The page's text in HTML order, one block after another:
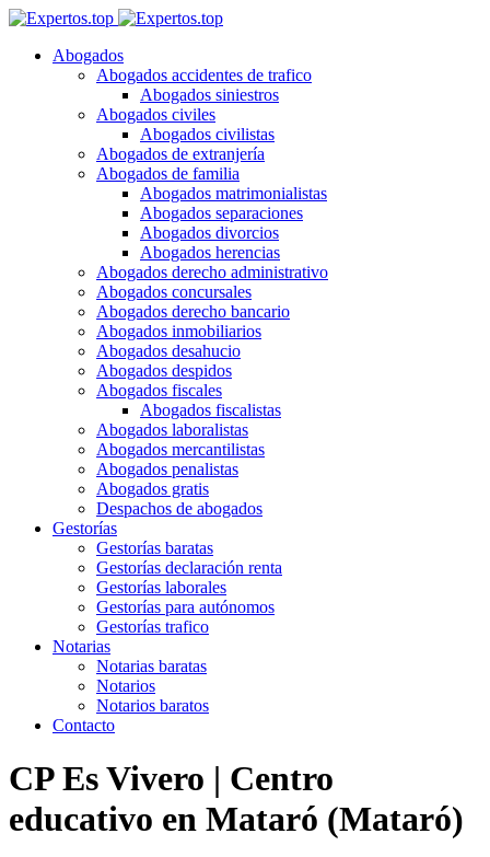
Abogados
Abogados accidentes de trafico
Abogados siniestros
Abogados civiles
Abogados civilistas
Abogados de extranjería
Abogados de familia
Abogados matrimonialistas
Abogados separaciones
Abogados divorcios
Abogados herencias
Abogados derecho administrativo
Abogados concursales
Abogados derecho bancario
Abogados inmobiliarios
Abogados desahucio
Abogados despidos
Abogados fiscales
Abogados fiscalistas
Abogados laboralistas
Abogados mercantilistas
Abogados penalistas
Abogados gratis
Despachos de abogados
Gestorías
Gestorías baratas
Gestorías declaración renta
Gestorías laborales
Gestorías para autónomos
Gestorías trafico
Notarias
Notarias baratas
Notarios
Notarios baratos
Contacto
CP Es Vivero | Centro
educativo en Mataró (Mataró)